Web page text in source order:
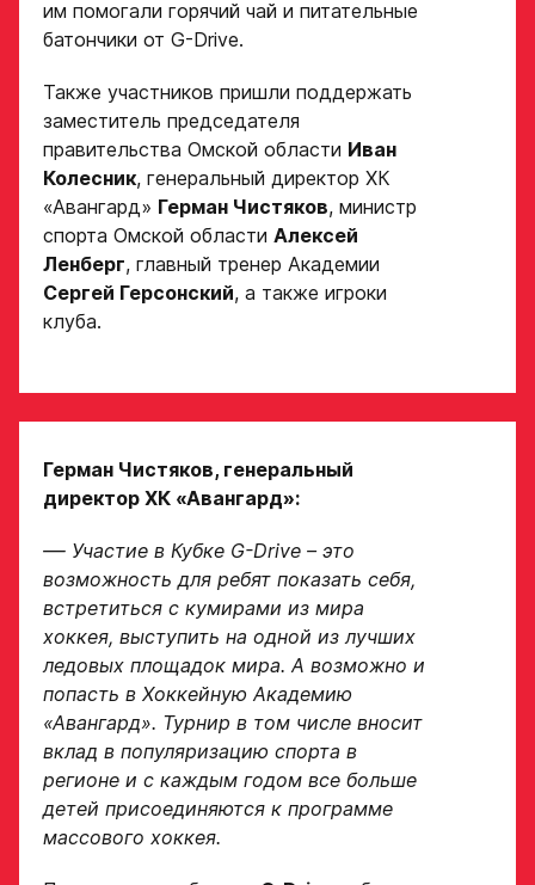
им помогали горячий чай и питательные
батончики от G-Drive.
Также участников пришли поддержать
заместитель председателя
правительства Омской области Иван
Колесник, генеральный директор ХК
«Авангард» Герман Чистяков, министр
спорта Омской области Алексей
Ленберг, главный тренер Академии
Сергей Герсонский, а также игроки
клуба.
Герман Чистяков, генеральный
директор ХК «Авангард»:
— Участие в Кубке G-Drive – это
возможность для ребят показать себя,
встретиться с кумирами из мира
хоккея, выступить на одной из лучших
ледовых площадок мира. А возможно и
попасть в Хоккейную Академию
«Авангард». Турнир в том числе вносит
вклад в популяризацию спорта в
регионе и с каждым годом все больше
детей присоединяются к программе
массового хоккея.
Заявка
на просмотр
в Хоккейную
Академию
«Авангард»
ФИО игрока
Дата рождения игрока
полностью
Академию
«Авангард»
Форма только
для игроков 2008–
2014 гг. р.
2007 г. р. — набор
закрыт
полностью
Рост игрока
Вес игрока
Амплуа игрока